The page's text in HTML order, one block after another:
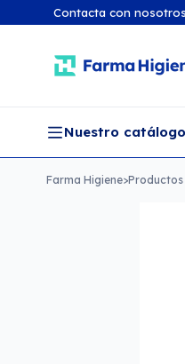
Contacta con nosotros
Nuestro catálogo
Farma Higiene>